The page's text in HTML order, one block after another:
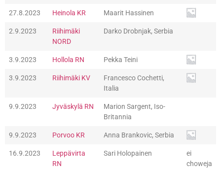
27.8.2023 Heinola KR Maarit Hassinen
2.9.2023
Riihimäki
NORD
Darko Drobnjak, Serbia
3.9.2023 Hollola RN Pekka Teini
3.9.2023 Riihimäki KV
Francesco Cochetti,
Italia
9.9.2023 Jyväskylä RN
Marion Sargent, Iso-
Britannia
9.9.2023 Porvoo KR Anna Brankovic, Serbia
16.9.2023
Leppävirta
RN
Sari Holopainen
ei
choweja